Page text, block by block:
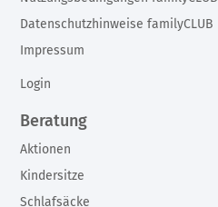
Beratung
Aktionen
Kindersitze
Schlafsäcke
Datenschutzhinweise familyCLUB
Impressum
Login